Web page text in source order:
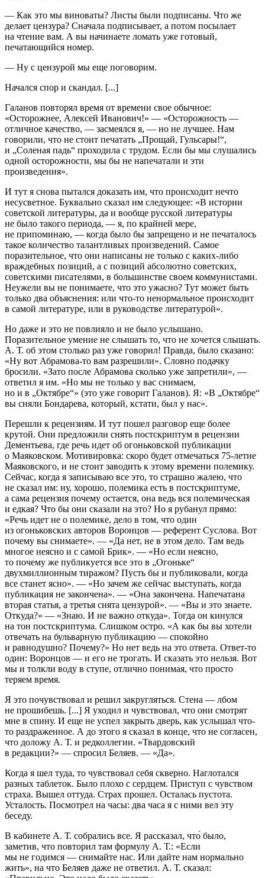
— Как это мы виноваты? Листы были подписаны. Что же
делает цензура? Сначала подписывает, а потом посылает
на чтение вам. А вы начинаете ломать уже готовый,
печатающийся номер.
— Ну с цензурой мы еще поговорим.
Начался спор и скандал. [...]
Галанов повторял время от времени свое обычное:
«Осторожнее, Алексей Иванович!» — «Осторожность —
отличное качество, — засмеялся я, — но не лучшее. Нам
говорили, что не стоит печатать „Прощай, Гульсары!“,
и „Соленая падь“ проходила с трудом. Если бы мы слушались
одной осторожности, мы бы не напечатали и эти
произведения».
И тут я снова пытался доказать им, что происходит нечто
несусветное. Буквально сказал им следующее: «В истории
советской литературы, да и вообще русской литературы
не было такого периода, — я, по крайней мере,
не припоминаю, — когда было бы запрещено и не печаталось
такое количество талантливых произведений. Самое
поразительное, что они написаны не только с каких-либо
враждебных позиций, а с позиций абсолютно советских,
советскими писателями, в большинстве своем коммунистами.
Неужели вы не понимаете, что это ужасно? Тут может быть
только два объяснения: или что-то ненормальное происходит
в самой литературе, или в руководстве литературой».
Но даже и это не повлияло и не было услышано.
Поразительное умение не слышать то, что не хочется слышать.
А. Т. об этом столько раз уже говорил! Правда, было сказано:
«Ну вот Абрамова-то вам разрешили». Словно подачку
бросили. «Зато после Абрамова сколько уже запретили», —
ответил я им. «Но мы не только у вас снимаем,
но и в „Октябре“» (это уже говорит Галанов). Я: «В „Октябре“
вы сняли Бондарева, который, кстати, был у нас».
Перешли к рецензиям. И тут пошел разговор еще более
крутой. Они предложили снять постскриптум в рецензии
Дементьева, где речь идет об огоньковской публикации
о Маяковском. Мотивировка: скоро будет отмечаться 75-летие
Маяковского, и не стоит заводить к этому времени полемику.
Сейчас, когда я записываю все это, то страшно жалею, что
не сказал им: ну, хорошо, полемика есть в постскриптуме,
а сама рецензия почему остается, она ведь вся полемическая
и едкая? Что бы они сказали на это? Но я рубанул прямо:
«Речь идет не о полемике, дело в том, что один
из огоньковских авторов Воронцов — референт Суслова. Вот
почему вы снимаете». — «Да нет, не в этом дело. Там ведь
многое неясно и с самой Брик». — «Но если неясно,
то почему же публикуется все это в „Огоньке“
двухмиллионным тиражом? Пусть бы и публиковали, когда
все станет ясно». — «Но зачем же сейчас выступать, когда
публикация не закончена». — «Она закончена. Напечатана
вторая статья, а третья снята цензурой». — «Вы и это знаете.
Откуда?» — «Знаю. И не важно откуда». Тогда он кинулся
на тон постскриптума. Слишком остро. «А как бы вы хотели
отвечать на бульварную публикацию — спокойно
и равнодушно? Почему?» Но нет ведь на это ответа. Ответ-то
один: Воронцов — и его не трогать. И сказать это нельзя. Вот
мы и толкли воду в ступе, отлично понимая, что просто
теряем время.
Я это почувствовал и решил закругляться. Стена — лбом
не прошибешь. [...] Я уходил и чувствовал, что они смотрят
мне в спину. И еще не успел закрыть дверь, как услышал что-
то раздраженное. А до этого я сказал в конце, что не согласен,
что доложу А. Т. и редколлегии. «Твардовский
в редакции?» — спросил Беляев. — «Да».
Когда я шел туда, то чувствовал себя скверно. Наглотался
разных таблеток. Было плохо с сердцем. Приступ с чувством
страха. Вышел оттуда. Страх прошел. Осталась пустота.
Усталость. Посмотрел на часы: два часа я с ними вел эту
беседу.
В кабинете А. Т. собрались все. Я рассказал, что́ было,
заметив, что повторил там формулу А. Т.: «Если
мы не годимся — снимайте нас. Или дайте нам нормально
жить», на что Беляев даже не ответил. А. Т. сказал: